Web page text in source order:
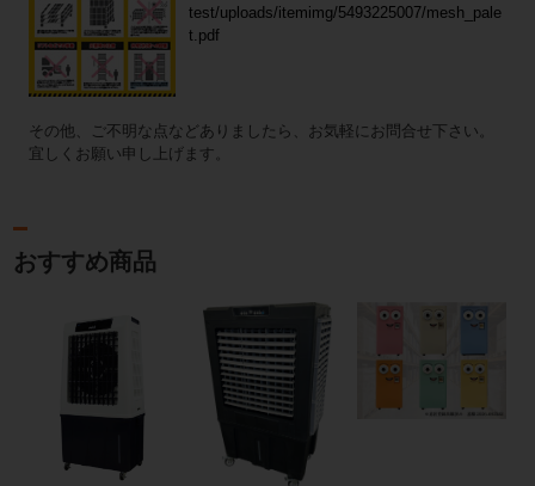
test/uploads/itemimg/5493225007/mesh_pale
t.pdf
その他、ご不明な点などありましたら、お気軽にお問合せ下さい。
宜しくお願い申し上げます。
おすすめ商品